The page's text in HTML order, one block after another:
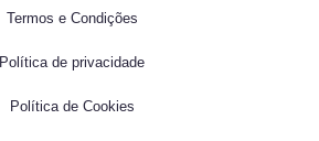
Termos e Condições
Política de privacidade
Política de Cookies